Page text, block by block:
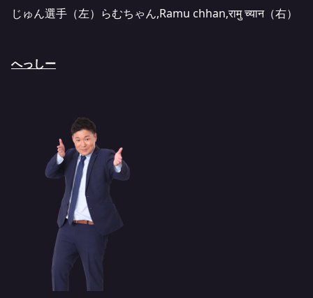
じゅん選手（左）らむちゃん,Ramu chhan,रामु च्यान（右）
へっしー